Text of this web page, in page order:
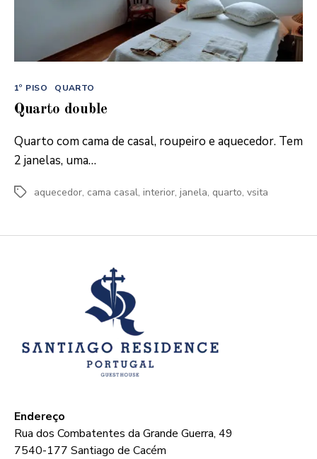
Categorias
1º PISO QUARTO
Quarto double
Quarto com cama de casal, roupeiro e aquecedor. Tem
2 janelas, uma…
Etiquetasaquecedor, cama casal, interior, janela, quarto, vsita
Endereço
Rua dos Combatentes da Grande Guerra, 49
7540-177 Santiago de Cacém